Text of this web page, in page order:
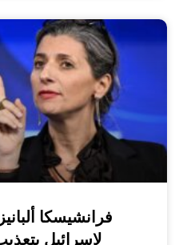
فرانشيسكا
لإسرائيل